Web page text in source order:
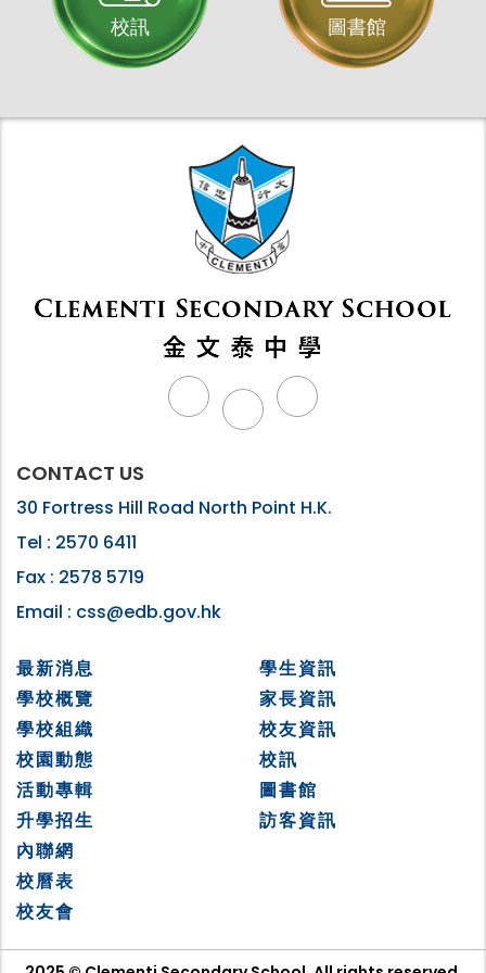
校訊 圖書館
CONTACT US
30 Fortress Hill Road North Point H.K.
Tel : 2570 6411
Fax : 2578 5719
Email : css@edb.gov.hk
最新消息
學校概覽
學校組織
校園動態
活動專輯
升學招生
學生資訊
家長資訊
校友資訊
校訊
圖書館
訪客資訊
內聯網
校曆表
校友會